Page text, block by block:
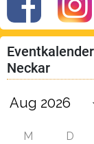
Neckar
M D